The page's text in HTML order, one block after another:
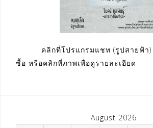
คลิกที่โปรแกรมแชท (รูปสา
ซื้อ หรือคลิกที่ภาพเพื่อดูรายละเอียด
August 2026